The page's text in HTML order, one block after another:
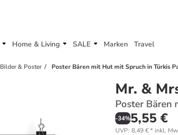
Home & Living SALE Marken Travel
Bilder & Poster Poster Bären mit Hut mit Spruch in Türkis
Mr. &
Poster Bären
-34%5,55 €
UVP: 8,49 €* inkl.